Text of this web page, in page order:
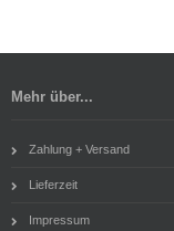
Mehr über...
Zahlung + Versand
Lieferzeit
Impressum